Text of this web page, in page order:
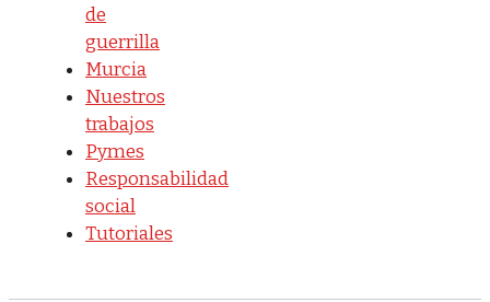
de
guerrilla
Murcia
Nuestros
trabajos
Pymes
Responsabilidad
social
Tutoriales